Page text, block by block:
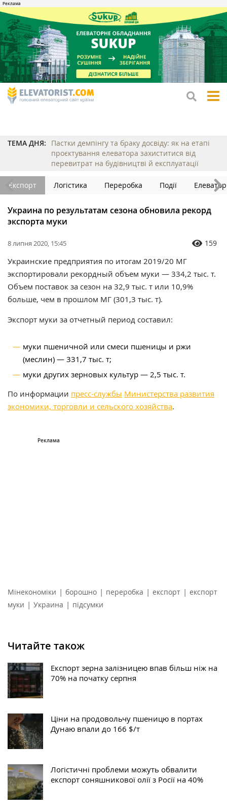
ТЕМА ДНЯ:
Пастки демпінгу та браку досвіду: як на етапі
проєктування елеватора захиститися від
перевитрат на будівництві й експлуатації
Експорт Логістика Переробка Події
Украина по результатам сезона обновила рекорд
экспорта муки
8 липня 2020, 15:45 159
Украинские предприятия по итогам 2019/20 МГ
экспортировали рекордный объем муки — 334,2 тыс. т.
Объем поставок за сезон на 32,9 тыс. т или 10,9%
больше, чем в прошлом МГ (301,3 тыс. т).
Экспорт муки за отчетный период составил:
муки пшеничной или смеси пшеницы и ржи
(меслин) — 331,7 тыс. т;
муки других зерновых культур — 2,5 тыс. т.
По информации пресс-службы Министерства развития
экономики, торговли и сельского хозяйства.
Мінекономіки | борошно | переробка | експорт | експорт
муки | Украина | підсумки
Читайте також
Експорт зерна залізницею впав більш ніж на
70% на початку серпня
Ціни на продовольчу пшеницю в портах
Дунаю впали до 166 $/т
Логістичні проблеми можуть обвалити
експорт соняшникової олії з Росії на 40%